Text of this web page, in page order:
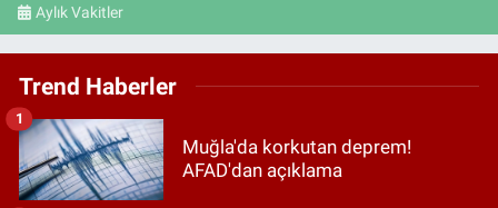
Aylık Vakitler
Trend Haberler
Muğla'da korkutan deprem!
AFAD'dan açıklama
1